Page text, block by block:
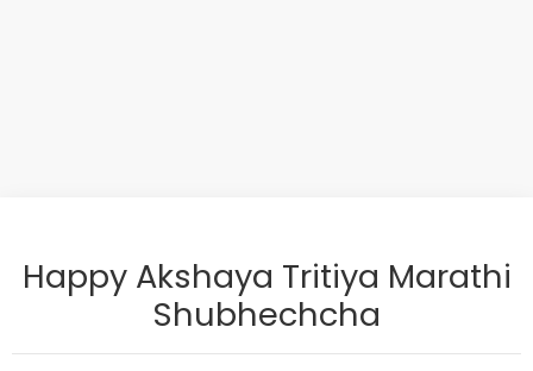
Happy Akshaya Tritiya Marathi
Shubhechcha